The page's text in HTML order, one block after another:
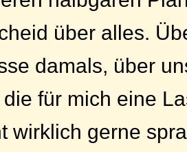
über alles.
damals, über
für mich eine
wirklich gerne